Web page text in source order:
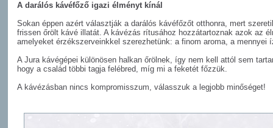
A darálós kávéfőző igazi élményt kínál
Sokan éppen azért választják a darálós kávéfőzőt otthonra, mert
frissen őrölt kávé illatát. A kávézás rítusához hozzátartoznak azok az
amelyeket érzékszerveinkkel szerezhetünk: a finom aroma, a mennyei
A Jura kávégépei különösen halkan őrölnek, így nem kell attól sem
hogy a család többi tagja felébred, míg mi a feketét főzzük.
A kávézásban nincs kompromisszum, válasszuk a legjobb minőséget!